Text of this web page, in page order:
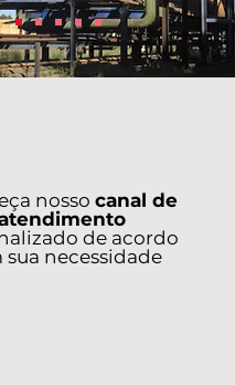
nosso canal de
de acordo
sua necessidade